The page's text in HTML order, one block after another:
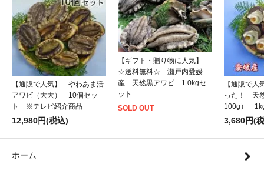
【通販で人気】 やわあま活
アワビ（大大） 10個セッ
ト ※テレビ紹介商品
12,980円(税込)
【ギフト・贈り物に人気】
☆送料無料☆ 瀬戸内愛媛
産 天然黒アワビ 1.0kgセ
ット
SOLD OUT
【通販で
った！ 天
100g）
3,680円(
ホーム